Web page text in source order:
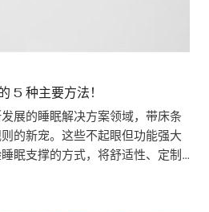
5 种主要方法！
展的睡眠解决方案领域，带床条
的新宠。这些不起眼但功能强大
眠支撑的方式，将舒适性、定制
起。对于床上用品行业的企业来